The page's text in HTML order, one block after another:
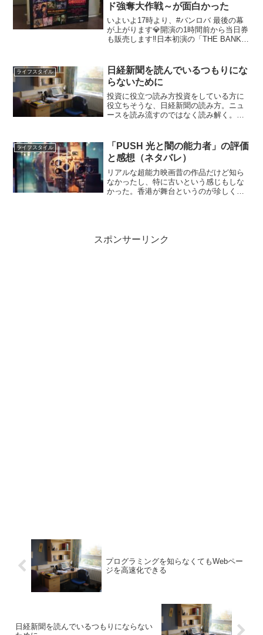
ド強奪大作戦～が面白かった
いよいよ17時より、#バンロバ 最後の幕
が上がります💎開演の1時間前から当日券
も販売します‼️日本初演の「THE BANK
💫森ノ宮ピロティホールにて、皆様のご
来場心...
ライフスタイル
日経新聞を読んでいるつもりにな
らないために
投資に役立つ読み方投資をしている方に
役立ちそうな、日経新聞の読み方。ニュ
ースを読み流すのではなく読み解く。経
買って読んでいましたが、正直『読んで
いただけ』でした。この本で...
ライフスタイル
「PUSH 光と闇の能力者」の評価
と感想（ネタバレ）
リアルな超能力映画昔の作品だけど知ら
なかったし、特に古いという感じもしな
かった。香港が舞台というのが珍しく、
スポンサーリンク
プログラミングを知らなくてもWebペー
ジを高速化できる
日経新聞を読んでいるつもりにならない